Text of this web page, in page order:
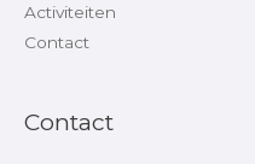
Activiteiten
Contact
Contact